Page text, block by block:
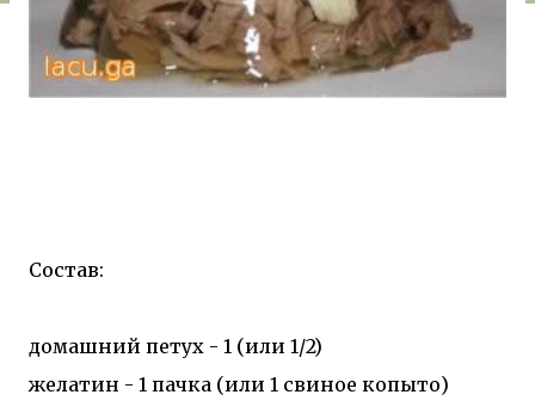
Состав:
домашний петух - 1 (или 1/2)
желатин - 1 пачка (или 1 свиное копыто)